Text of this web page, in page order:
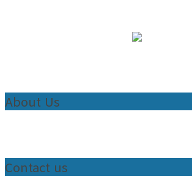
About Us
Contact us